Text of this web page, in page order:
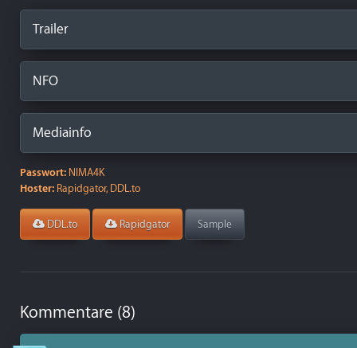
Trailer
NFO
Mediainfo
Passwort: NIMA4K
Hoster: Rapidgator, DDL.to
DDL.to Rapidgator Sample
Kommentare (8)